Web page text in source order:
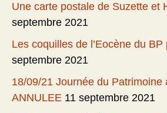
Une carte postale de Suzette et
septembre 2021
Les coquilles de l’Eocène du
septembre 2021
18/09/21 Journée du Patrimoine
ANNULEE 11 septembre 2021